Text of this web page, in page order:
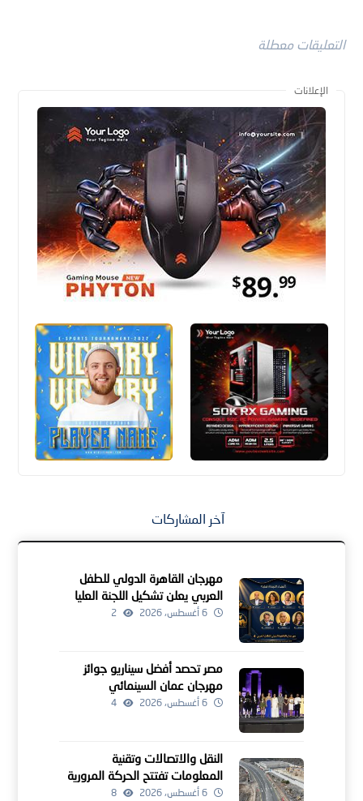
التعليقات معطلة
الإعلانات
آخر المشاركات
مهرجان القاهرة الدولي للطفل
العربي يعلن تشكيل اللجنة العليا
للدورة الرابعة
6 أغسطس، 2026 2
مصر تحصد أفضل سيناريو جوائز
مهرجان عمان السينمائي
6 أغسطس، 2026 4
النقل والاتصالات وتقنية
المعلومات تفتتح الحركة المرورية
لمشروعين للطرق بالداخلية
6 أغسطس، 2026 8